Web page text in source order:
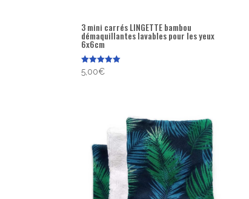
3 mini carrés LINGETTE bambou
démaquillantes lavables pour les yeux
6x6cm
Note
5.00
5,00€